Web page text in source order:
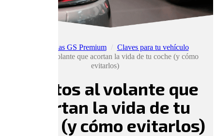
Noticias GS Premium
Claves para tu vehículo
Hábitos al volante que acortan la vida de tu coche (y cómo
evitarlos)
Hábitos al volante que
acortan la vida de tu
coche (y cómo evitarlos)